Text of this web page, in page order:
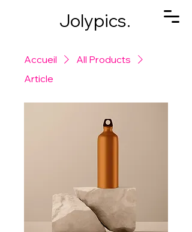
Jolypics.
Accueil
All Products
Article